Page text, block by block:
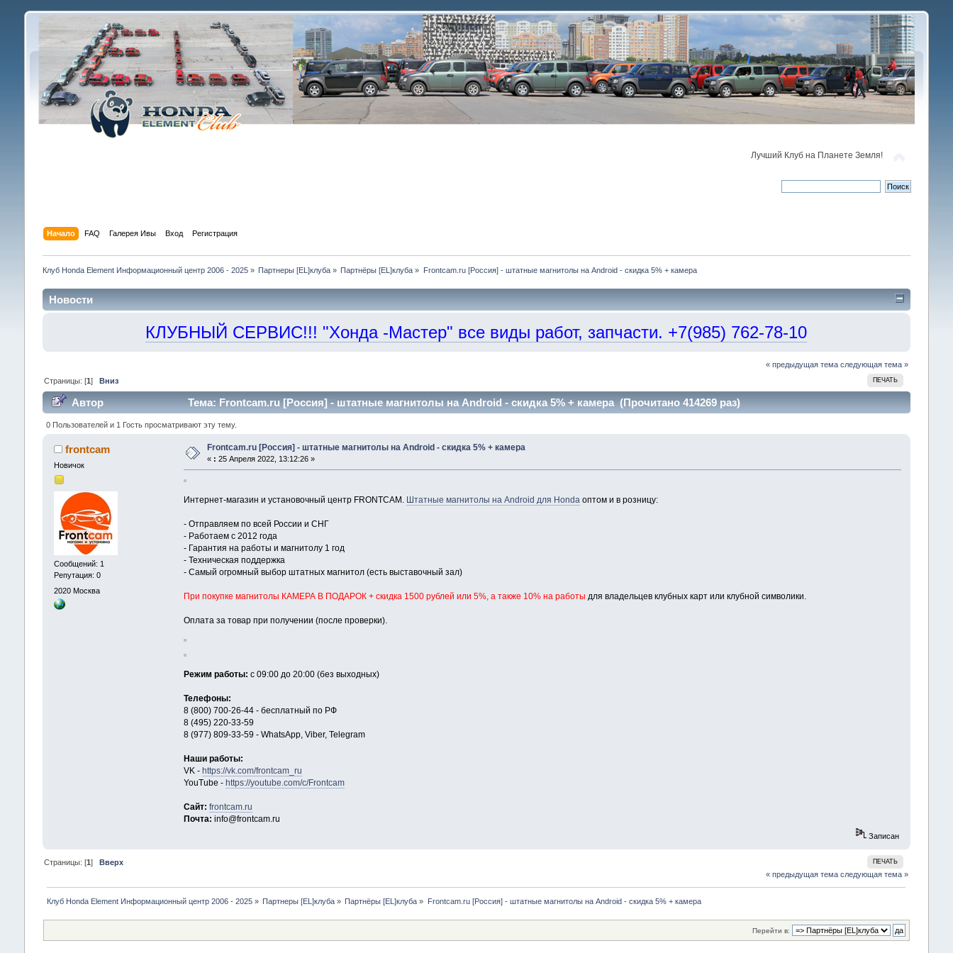
Лучший Клуб на Планете Земля!
Начало FAQ Галерея Ивы Вход Регистрация
Клуб Honda Element Информационный центр 2006 - 2025» Партнеры [EL]клуба » Партнёры [EL]клуба » Frontcam.ru [Россия] - штатные магнитолы на Android - скидка 5% + камера
Новости
КЛУБНЫЙ СЕРВИС!!! "Хонда -Мастер" все виды работ, запчасти. +7(985) 762-78-10
« предыдущая тема следующая тема »
ПЕЧАТЬ
Страницы: [1] Вниз
Автор Тема: Frontcam.ru [Россия] - штатные магнитолы на Android - скидка 5% + камера (Прочитано 414269 раз)
0 Пользователей и 1 Гость просматривают эту тему.
frontcam
Новичок
Сообщений: 1
Репутация: 0
2020 Москва
Frontcam.ru [Россия] - штатные магнитолы на Android - скидка 5% + камера
« : 25 Апреля 2022, 13:12:26 »
Интернет-магазин и установочный центр FRONTCAM. Штатные магнитолы на Android для Honda оптом и в розницу:
- Отправляем по всей России и СНГ
- Работаем с 2012 года
- Гарантия на работы и магнитолу 1 год
- Техническая поддержка
- Самый огромный выбор штатных магнитол (есть выставочный зал)
При покупке магнитолы КАМЕРА В ПОДАРОК + скидка 1500 рублей или 5%, а также 10% на работы для владельцев клубных карт или клубной символики.
Оплата за товар при получении (после проверки).
Режим работы: с 09:00 до 20:00 (без выходных)
Телефоны:
8 (800) 700-26-44 - бесплатный по РФ
8 (495) 220-33-59
8 (977) 809-33-59 - WhatsApp, Viber, Telegram
Наши работы:
VK -https://vk.com/frontcam_ru
YouTube -https://youtube.com/c/Frontcam
Сайт: frontcam.ru
Почта: info@frontcam.ru
Записан
ПЕЧАТЬ
Страницы: [1] Вверх
« предыдущая тема следующая тема »
Клуб Honda Element Информационный центр 2006 - 2025» Партнеры [EL]клуба » Партнёры [EL]клуба » Frontcam.ru [Россия] - штатные магнитолы на Android - скидка 5% + камера
Перейти в: